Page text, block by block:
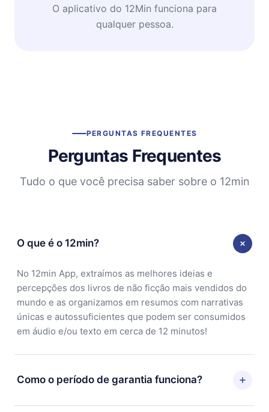
O aplicativo do 12Min funciona para
qualquer pessoa.
PERGUNTAS FREQUENTES
Perguntas Frequentes
Tudo o que você precisa saber sobre o 12min
O que é o 12min?
No 12min App, extraímos as melhores ideias e
percepções dos livros de não ficção mais vendidos do
mundo e as organizamos em resumos com narrativas
únicas e autossuficientes que podem ser consumidos
em áudio e/ou texto em cerca de 12 minutos!
Como o período de garantia funciona?